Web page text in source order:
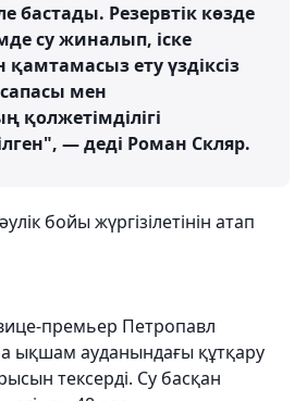
бастады. Резервтік көзде
су жиналып, іске
ету үздіксіз
мен
қолжетімділігі
— деді Роман Скляр.
бойы жүргізілетінін атап
премьер Петропавл
ықшам ауданындағы құтқару
тексерді. Су басқан